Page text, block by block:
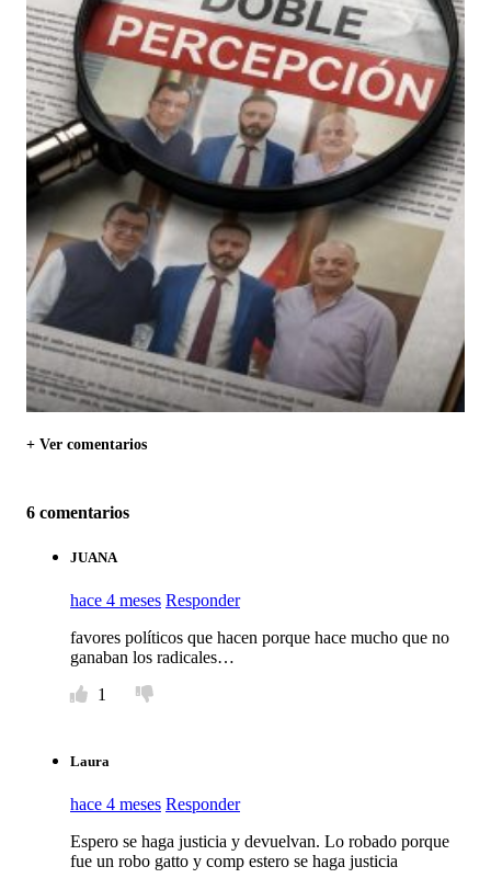
+ Ver comentarios
6 comentarios
JUANA
hace 4 meses Responder
favores políticos que hacen porque hace mucho que no
ganaban los radicales…
1
Laura
hace 4 meses Responder
Espero se haga justicia y devuelvan. Lo robado porque
fue un robo gatto y comp estero se haga justicia